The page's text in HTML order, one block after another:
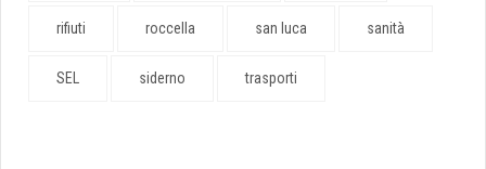
rifiuti roccella san luca sanità
SEL siderno trasporti